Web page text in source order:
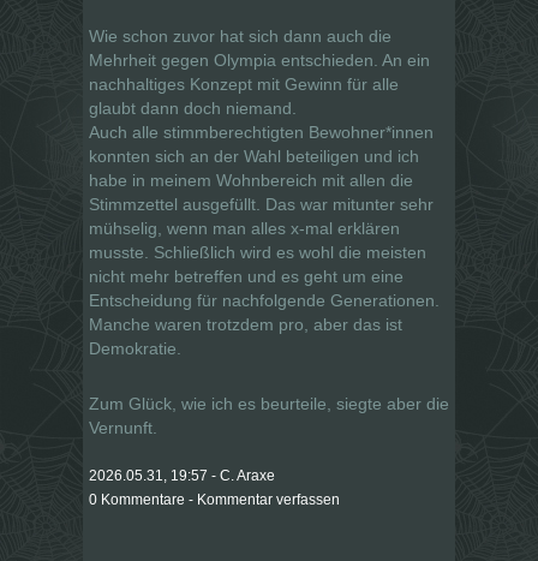
Wie schon zuvor hat sich dann auch die
Mehrheit gegen Olympia entschieden. An ein
nachhaltiges Konzept mit Gewinn für alle
glaubt dann doch niemand.
Auch alle stimmberechtigten Bewohner*innen
konnten sich an der Wahl beteiligen und ich
habe in meinem Wohnbereich mit allen die
Stimmzettel ausgefüllt. Das war mitunter sehr
mühselig, wenn man alles x-mal erklären
musste. Schließlich wird es wohl die meisten
nicht mehr betreffen und es geht um eine
Entscheidung für nachfolgende Generationen.
Manche waren trotzdem pro, aber das ist
Demokratie.
Zum Glück, wie ich es beurteile, siegte aber die
Vernunft.
2026.05.31, 19:57 - C. Araxe
0 Kommentare - Kommentar verfassen